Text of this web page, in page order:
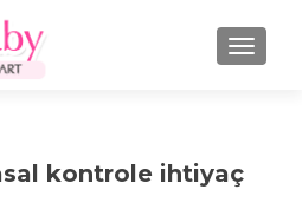
kontrole ihtiyaç